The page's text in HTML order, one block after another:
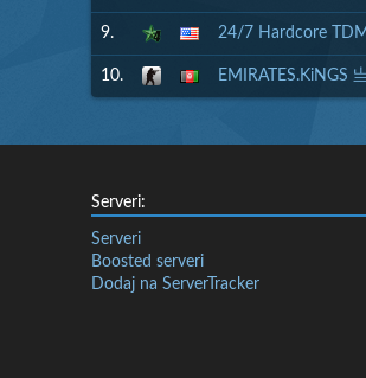
9. 24/7 Hardcore
10. EMIRATES.KiNGS
Serveri:
Serveri
Boosted serveri
Dodaj na ServerTracker